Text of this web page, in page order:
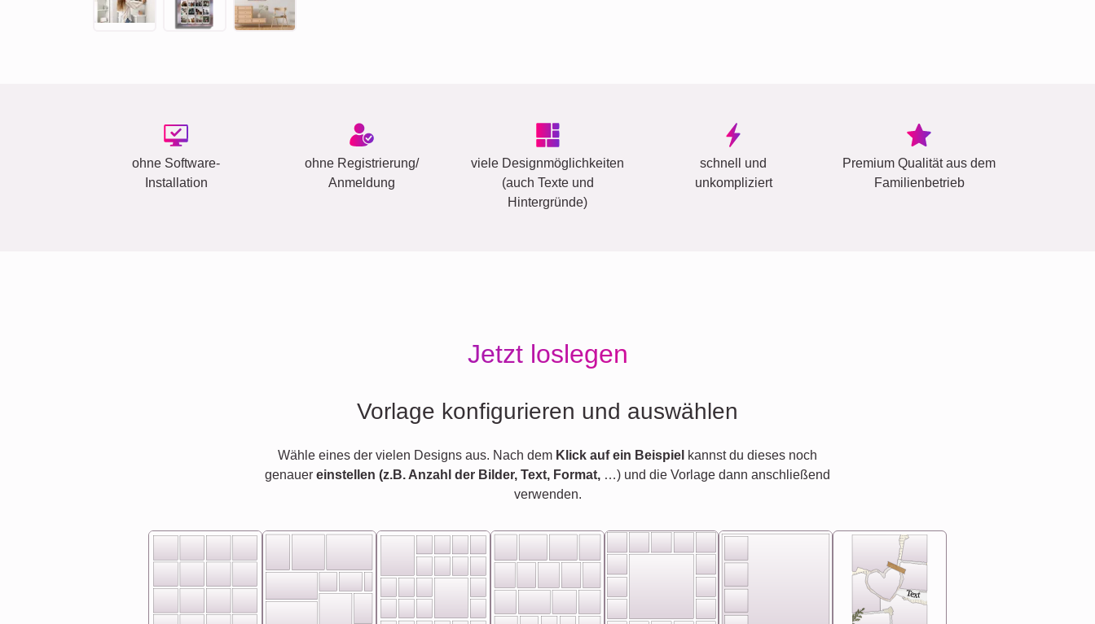
ohne Software-
Installation
ohne Registrierung/
Anmeldung
viele Designmöglichkeiten
(auch Texte und
Hintergründe)
schnell und
unkompliziert
Premium Qualität aus dem
Familienbetrieb
Jetzt loslegen
Vorlage konfigurieren und auswählen
Wähle eines der vielen Designs aus. Nach dem Klick auf ein Beispiel kannst du dieses noch
genauer einstellen (z.B. Anzahl der Bilder, Text, Format, …) und die Vorlage dann anschließend
verwenden.
Text